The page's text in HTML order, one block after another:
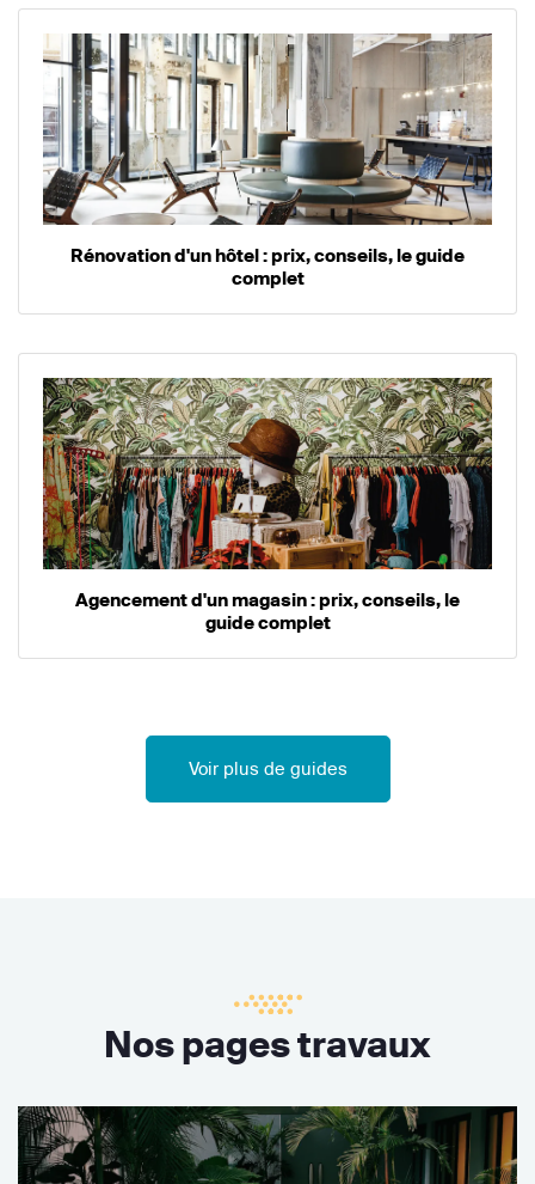
Rénovation d'un hôtel : prix, conseils, le guide
complet
Agencement d'un magasin : prix, conseils, le
guide complet
Voir plus de guides
Nos pages travaux